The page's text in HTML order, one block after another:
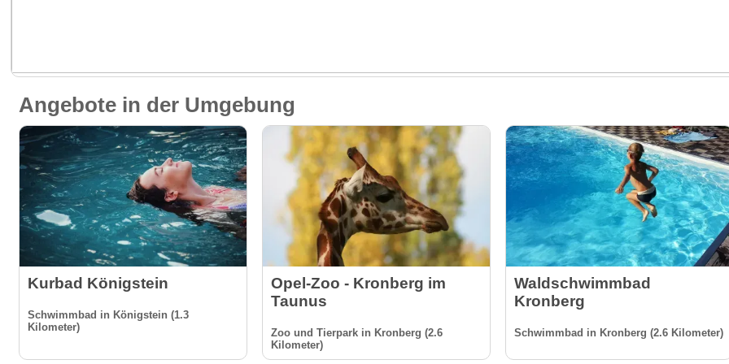
Angebote in der Umgebung
Kurbad Königstein
Schwimmbad in Königstein (1.3
Kilometer)
Opel-Zoo - Kronberg im
Taunus
Zoo und Tierpark in Kronberg (2.6
Kilometer)
Waldschwimmbad
Kronberg
Schwimmbad in Kronberg (2.6 Kilometer)